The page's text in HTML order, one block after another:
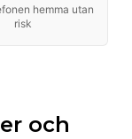
hemma utan
risk
och